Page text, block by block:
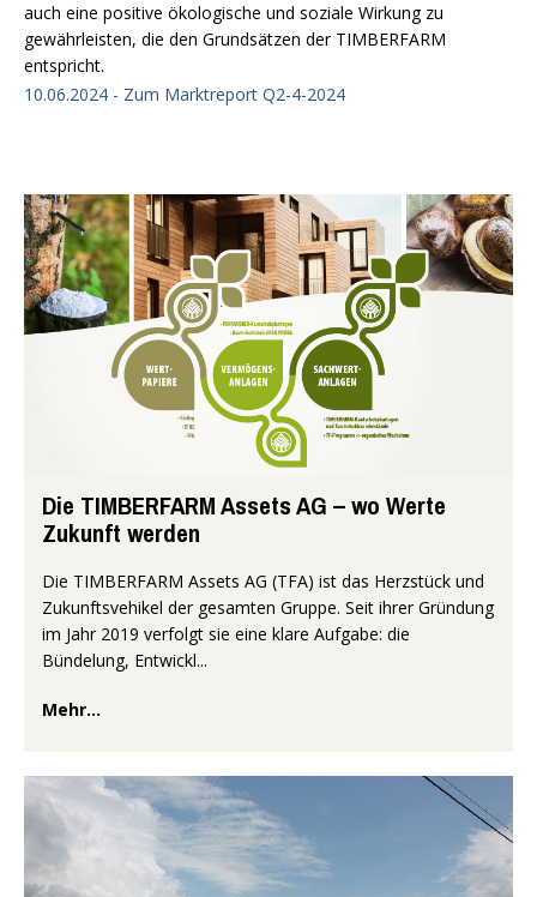
auch eine positive ökologische und soziale Wirkung zu
gewährleisten, die den Grundsätzen der TIMBERFARM
entspricht.
10.06.2024 - Zum Marktreport Q2-4-2024
Die TIMBERFARM Assets AG – wo Werte
Zukunft werden
Die TIMBERFARM Assets AG (TFA) ist das Herzstück und
Zukunftsvehikel der gesamten Gruppe. Seit ihrer Gründung
im Jahr 2019 verfolgt sie eine klare Aufgabe: die
Bündelung, Entwickl...
Mehr...